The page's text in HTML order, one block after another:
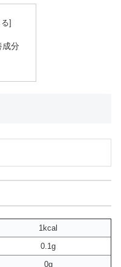
成分
1kcal
0.1g
0g